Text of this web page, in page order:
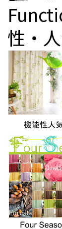
性・